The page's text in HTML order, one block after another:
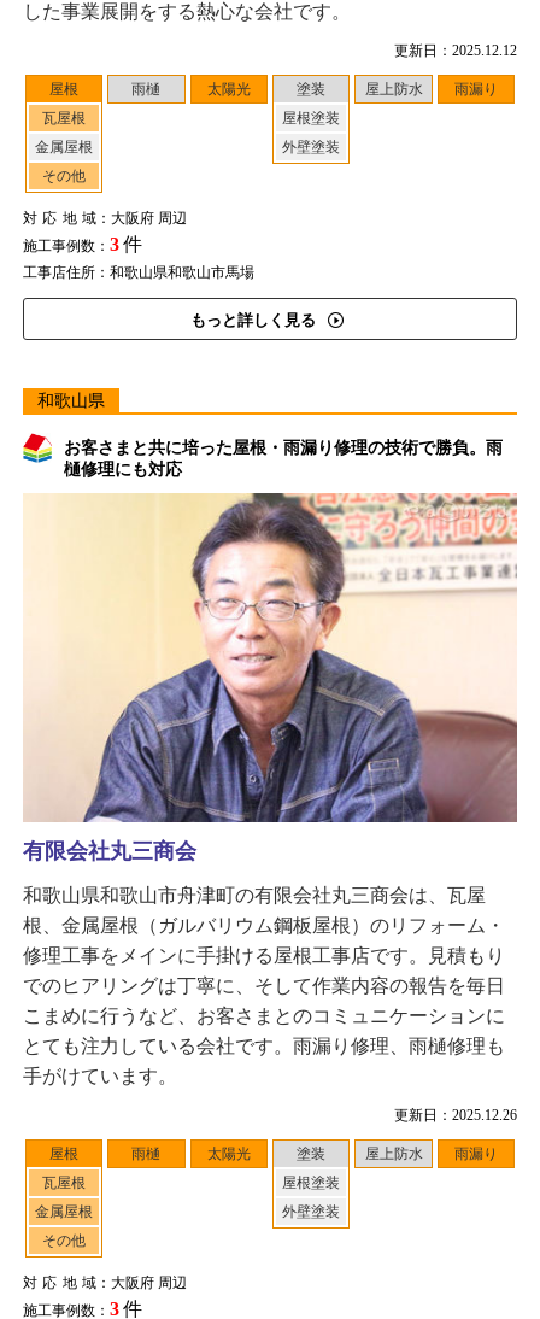
更新日：2025.12.12
屋根
瓦屋根
金属屋根
その他
雨樋 太陽光
塗装
屋根塗装
外壁塗装
屋上防水 雨漏り
対応地域：大阪府 周辺
施工事例数： 3件
工事店住所：和歌山県和歌山市馬場
もっと詳しく見る
した事業展開をする熱心な会社です。
和歌山県
お客さまと共に培った屋根・雨漏り修理の技術で勝負。雨
樋修理にも対応
更新日：2025.12.26
屋根
瓦屋根
金属屋根
その他
雨樋 太陽光
塗装
屋根塗装
外壁塗装
屋上防水 雨漏り
対応地域：大阪府 周辺
施工事例数： 3件
有限会社丸三商会
和歌山県和歌山市舟津町の有限会社丸三商会は、瓦屋
根、金属屋根（ガルバリウム鋼板屋根）のリフォーム・
修理工事をメインに手掛ける屋根工事店です。見積もり
でのヒアリングは丁寧に、そして作業内容の報告を毎日
こまめに行うなど、お客さまとのコミュニケーションに
とても注力している会社です。雨漏り修理、雨樋修理も
手がけています。